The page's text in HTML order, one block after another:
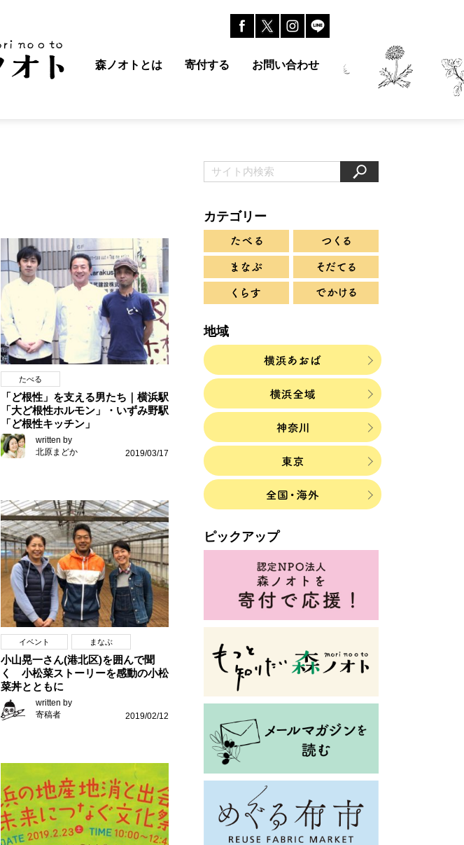
森ノオトとは 寄付する お問い合わせ
たべる
「ど根性」を支える男たち｜横浜駅
「大ど根性ホルモン」・いずみ野駅
「ど根性キッチン」
written by
北原まどか
2019/03/17
イベント まなぶ
小山晃一さん(港北区)を囲んで聞
く 小松菜ストーリーを感動の小松
菜丼とともに
written by
寄稿者
2019/02/12
カテゴリー
地域
ピックアップ